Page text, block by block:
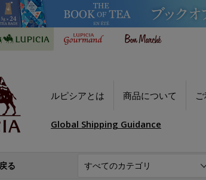
ルピシアとは 商品について
Global Shipping Guidance
る